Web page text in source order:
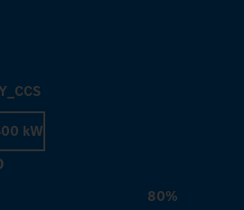
kW
80%